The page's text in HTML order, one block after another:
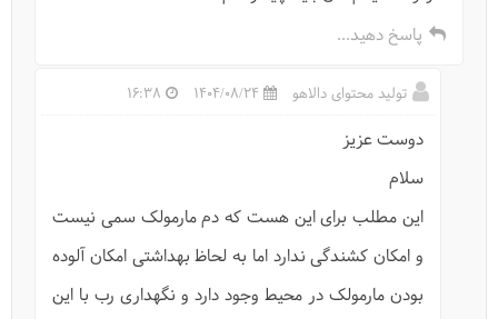
پاسخ دهید...
تولید محتوای دالاهو 1404/08/24
16:38
دوست عزیز
سلام
این مطلب برای این هست که دم مارمولک سمی نیست
و امکان کشندگی ندارد اما به لحاظ بهداشتی امکان آلوده
بودن مارمولک در محیط وجود دارد و نگهداری رب با این